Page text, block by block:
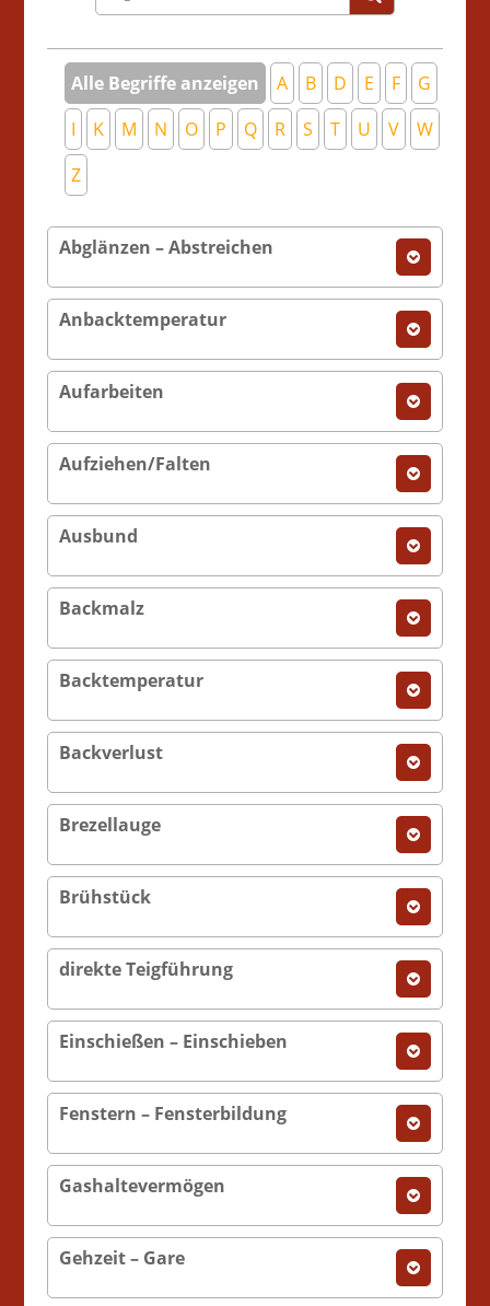
suchen
Alle Begriffe anzeigen A B D E F
G
I
K M N O P Q R S T U V
W
Z
Abglänzen – Abstreichen
Anbacktemperatur
Aufarbeiten
Aufziehen/Falten
Ausbund
Backmalz
Backtemperatur
Backverlust
Brezellauge
Brühstück
direkte Teigführung
Einschießen – Einschieben
Fenstern – Fensterbildung
Gashaltevermögen
Gehzeit – Gare